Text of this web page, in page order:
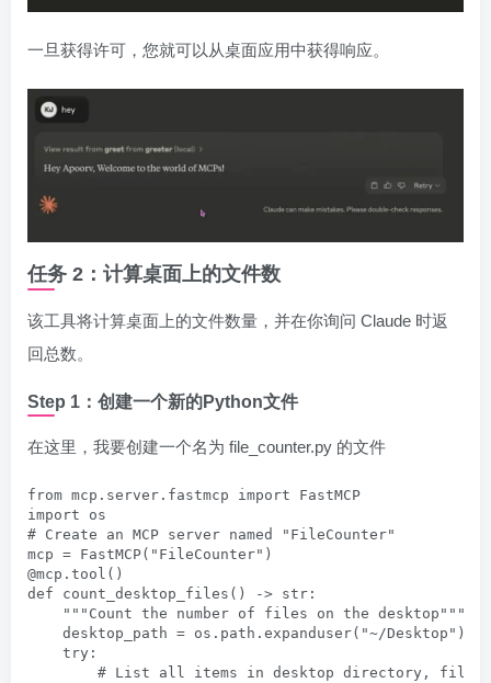
一旦获得许可，您就可以从桌面应用中获得响应。
任务 2：计算桌面上的文件数
该工具将计算桌面上的文件数量，并在你询问 Claude 时返
回总数。
Step 1：创建一个新的Python文件
在这里，我要创建一个名为 file_counter.py 的文件
from mcp.server.fastmcp import FastMCP
import os
# Create an MCP server named "FileCounter"
mcp = FastMCP("FileCounter")
@mcp.tool()
def count_desktop_files() -> str:
"""Count the number of files on the desktop"""
desktop_path = os.path.expanduser("~/Desktop")
try:
# List all items in desktop directory, filter